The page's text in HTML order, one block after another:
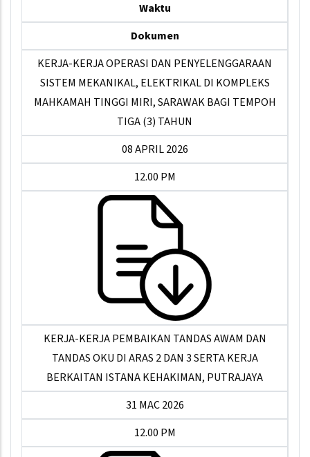
Waktu
Dokumen
KERJA-KERJA OPERASI DAN PENYELENGGARAAN
SISTEM MEKANIKAL, ELEKTRIKAL DI KOMPLEKS
MAHKAMAH TINGGI MIRI, SARAWAK BAGI TEMPOH
TIGA (3) TAHUN
08 APRIL 2026
12.00 PM
KERJA-KERJA PEMBAIKAN TANDAS AWAM DAN
TANDAS OKU DI ARAS 2 DAN 3 SERTA KERJA
BERKAITAN ISTANA KEHAKIMAN, PUTRAJAYA
31 MAC 2026
12.00 PM